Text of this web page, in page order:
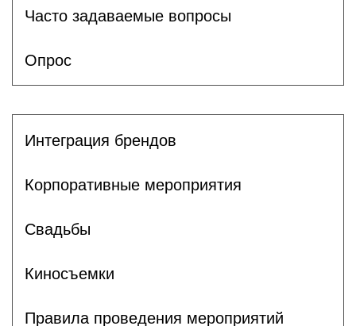
Часто задаваемые вопросы
Опрос
Интеграция брендов
Корпоративные мероприятия
Свадьбы
Киносъемки
Правила проведения мероприятий